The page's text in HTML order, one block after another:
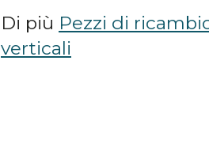
Di più Pezzi di
verticali